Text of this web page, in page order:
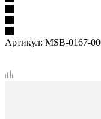
Артикул: MSB-0167-